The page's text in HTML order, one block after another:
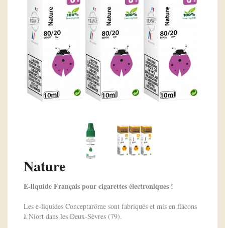
Nature
E-liquide Français pour cigarettes électroniques !
Les e-liquides Conceptarôme sont fabriqués et mis en flacons
à Niort dans les Deux-Sèvres (79).